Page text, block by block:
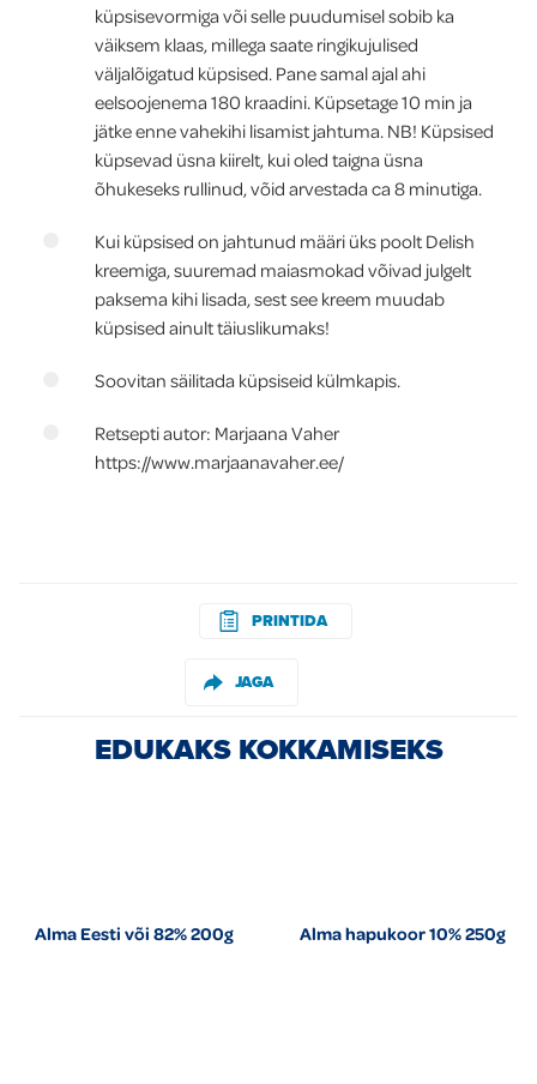
küpsisevormiga või selle puudumisel sobib ka
väiksem klaas, millega saate ringikujulised
väljalõigatud küpsised. Pane samal ajal ahi
eelsoojenema 180 kraadini. Küpsetage 10 min ja
jätke enne vahekihi lisamist jahtuma. NB! Küpsised
küpsevad üsna kiirelt, kui oled taigna üsna
õhukeseks rullinud, võid arvestada ca 8 minutiga.
Kui küpsised on jahtunud määri üks poolt Delish
kreemiga, suuremad maiasmokad võivad julgelt
paksema kihi lisada, sest see kreem muudab
küpsised ainult täiuslikumaks!
Soovitan säilitada küpsiseid külmkapis.
Retsepti autor: Marjaana Vaher
https://www.marjaanavaher.ee/
PRINTIDA
JAGA
EDUKAKS KOKKAMISEKS
Alma Eesti või 82% 200g Alma hapukoor 10% 250g